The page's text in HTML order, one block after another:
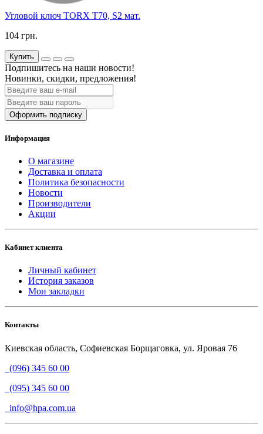
Угловой ключ TORX T70, S2 мат.
104 грн.
Купить
Подпишитесь на наши новости!
Новинки, скидки, предложения!
Оформить подписку
Информация
О магазине
Доставка и оплата
Политика безопасности
Новости
Производители
Акции
Кабинет клиента
Личный кабинет
История заказов
Мои закладки
Контакты
Киевская область, Софиевская Борщаговка, ул. Яровая 76
(096) 345 60 00
(095) 345 60 00
info@hpa.com.ua